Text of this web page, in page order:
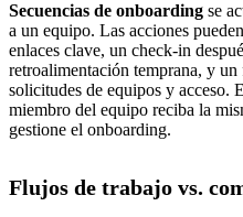
Secuencias de onboarding se
a un equipo. Las acciones
enlaces clave, un check-in
retroalimentación temprana, y
solicitudes de equipos y acceso.
miembro del equipo reciba la
gestione el onboarding.
Flujos de trabajo vs.